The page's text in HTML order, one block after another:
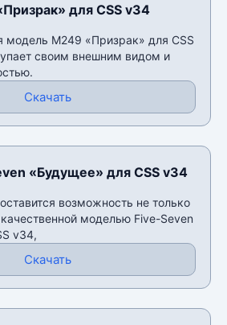
для CSS v34
модель M249 «Призрак» для CSS
своим внешним видом и
Скачать
«Будущее» для CSS v34
возможность не только
моделью Five-Seven
v34,
Скачать